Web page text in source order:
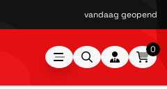
vandaag geopend
0